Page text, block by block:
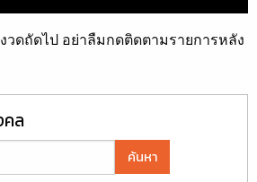
วดถัดไป อย่าลืมกดติดตามรายการหลัง
คล
ค้นหา